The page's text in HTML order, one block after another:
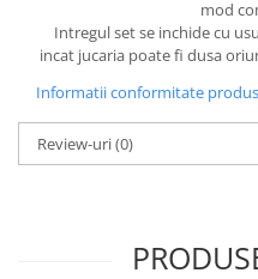
mod
Intregul set se inchide cu
incat jucaria poate fi dusa
Informatii conformitate produs
Review-uri(0)